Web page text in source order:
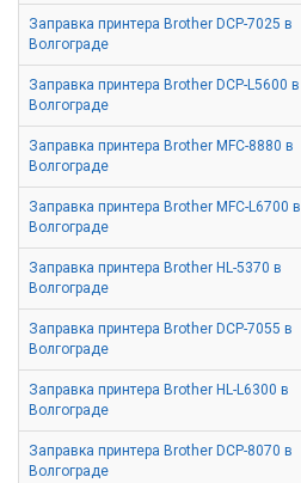
Заправка принтера Brother DCP-7025 в
Волгограде
Заправка принтера Brother DCP-L5600 в
Волгограде
Заправка принтера Brother MFC-8880 в
Волгограде
Заправка принтера Brother MFC-L6700 в
Волгограде
Заправка принтера Brother HL-5370 в
Волгограде
Заправка принтера Brother DCP-7055 в
Волгограде
Заправка принтера Brother HL-L6300 в
Волгограде
Заправка принтера Brother DCP-8070 в
Волгограде